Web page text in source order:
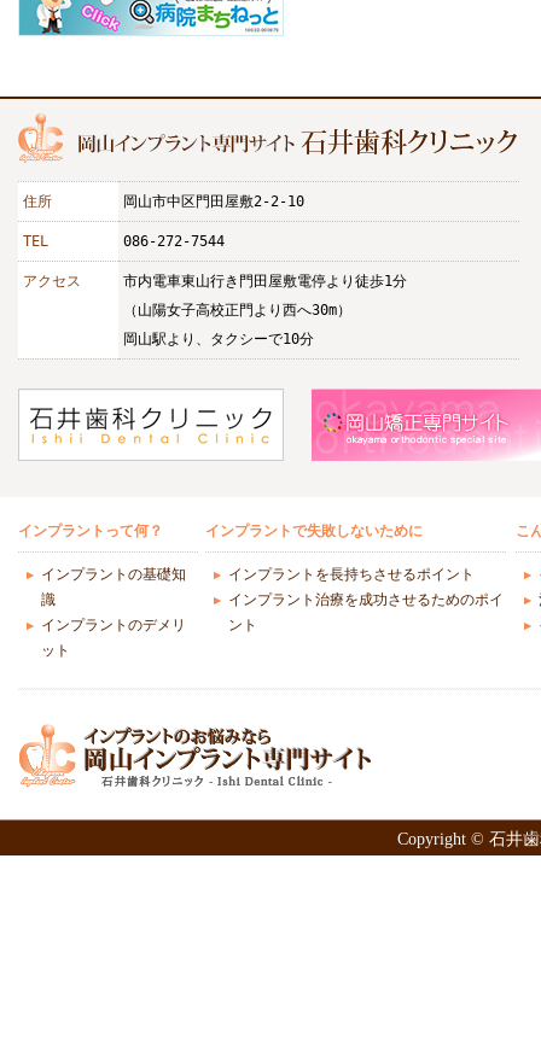
住所 岡山市中区門田屋敷2-2-10
TEL 086-272-7544
アクセス
市内電車東山行き門田屋敷電停より徒歩1分
（山陽女子高校正門より西へ30m）
岡山駅より、タクシーで10分
インプラントって何？
インプラントの基礎知
識
インプラントのデメリ
ット
インプラントで失敗しないために
インプラントを長持ちさせるポイント
インプラント治療を成功させるためのポイ
ント
こ
Copyright © 石井